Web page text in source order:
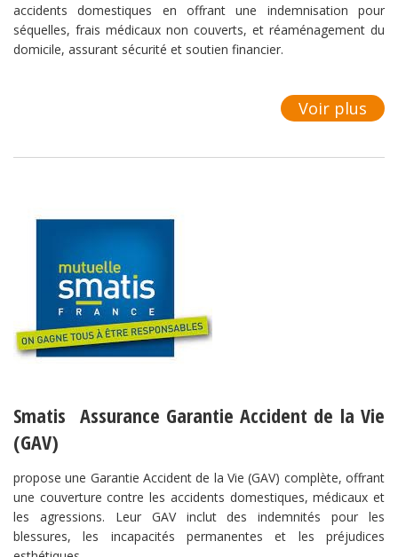
accidents domestiques en offrant une indemnisation pour
séquelles, frais médicaux non couverts, et réaménagement du
domicile, assurant sécurité et soutien financier.
Voir plus
Smatis Assurance Garantie Accident de la Vie
(GAV)
propose une Garantie Accident de la Vie (GAV) complète, offrant
une couverture contre les accidents domestiques, médicaux et
les agressions. Leur GAV inclut des indemnités pour les
blessures, les incapacités permanentes et les préjudices